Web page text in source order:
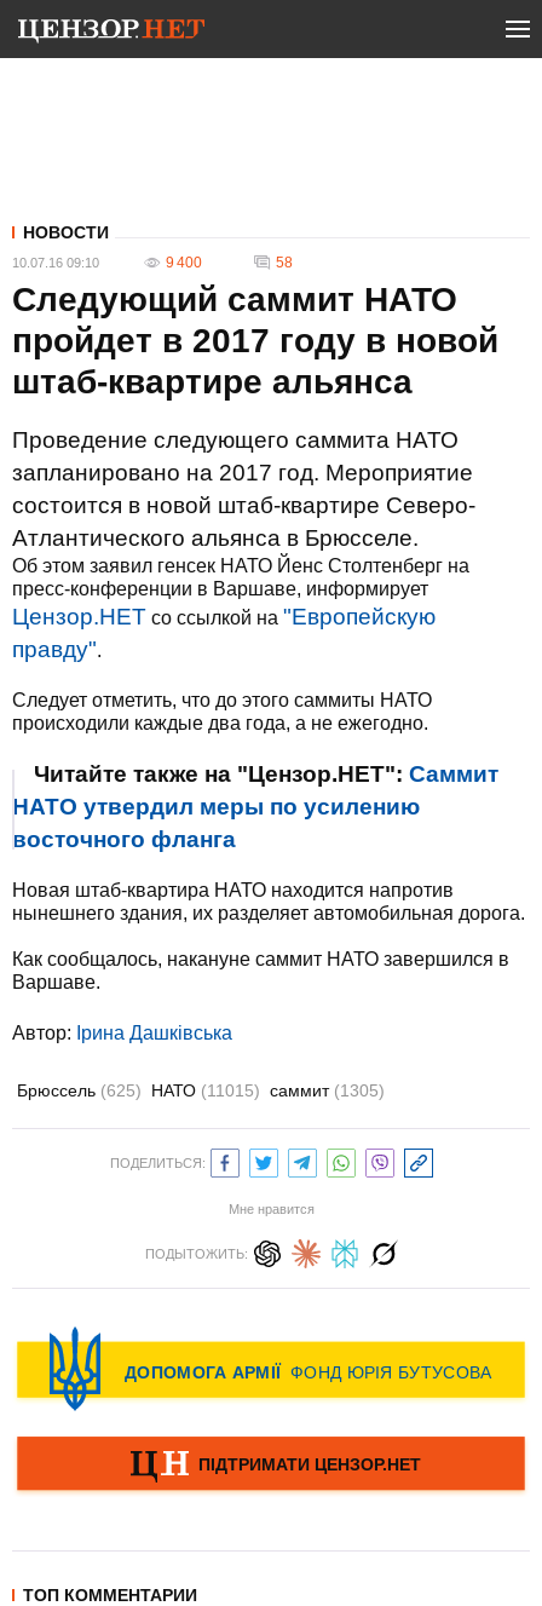
НОВОСТИ
10.07.16 09:10 9 400 58
Следующий саммит НАТО
пройдет в 2017 году в новой
штаб-квартире альянса
Проведение следующего саммита НАТО
запланировано на 2017 год. Мероприятие
состоится в новой штаб-квартире Северо-
Атлантического альянса в Брюсселе.
Об этом заявил генсек НАТО Йенс Столтенберг на
пресс-конференции в Варшаве, информирует
Цензор.НЕТ со ссылкой на "Европейскую
правду".
Следует отметить, что до этого саммиты НАТО
происходили каждые два года, а не ежегодно.
Читайте также на "Цензор.НЕТ": Саммит
НАТО утвердил меры по усилению
восточного фланга
Новая штаб-квартира НАТО находится напротив
нынешнего здания, их разделяет автомобильная дорога.
Как сообщалось, накануне саммит НАТО завершился в
Варшаве.
Автор: Ірина Дашківська
Брюссель (625) НАТО (11015) саммит (1305)
ПОДЕЛИТЬСЯ:
Мне нравится
ПОДЫТОЖИТЬ:
ТОП КОММЕНТАРИИ